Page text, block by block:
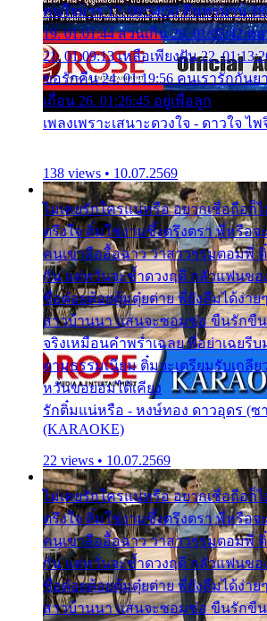
คนใจมาร 17. 00:54:50 คืนทรมาน
19. 01:01:44 ส่วนเกิน 20. 01:05:42
21. 01:09:13 เหลือเพียงฝัน 22.
ขอรักคืน 24. 01:19:56 คนเรารักกันย
เถื่อน 26. 01:26:45 อยู่เพื่อลูก
เพลงเพราะเสนาะดวงใจ - ดาวใจ ไ
138 views • 10.07.2569
ไม่เคยรักใครแน่หรือ อยากเชื่อถือก็
ตรึงใจ ติ๋มใช่งามซึ้งตรึงตรา พี่หรือ
คนเขาลืออื้อฉาว ว่าสาวๆรุมตอมพี่
กัน แต่หวั่นจะช้ำดวงฤดี กลัวแฟนข
ชื่อต๋อยต้อยตุ้มตุ๋ยต่าย พี่ยังลืมได้ง่าย
สาวบ้านนา แสนจะซอมซ่อ ขืนรักขื
จริงเหมือนคำพร่ำเฉลย พี่อย่าเฉยรี
ตามธรรมเนียม ติ๋มจะเตรียมรับเกลี
หวั่นขอยอมได้เคียง
รักติ๋มแน่หรือ - หงษ์ทอง ดาวอุดร (ซ
(KARAOKE)
22 views • 10.07.2569
ไม่เคยรักใครแน่หรือ อยากเชื่อถือก็
ตรึงใจ ติ๋มใช่งามซึ้งตรึงตรา พี่หรือ
คนเขาลืออื้อฉาว ว่าสาวๆรุมตอมพี่
กัน แต่หวั่นจะช้ำดวงฤดี กลัวแฟนข
ชื่อต๋อยต้อยตุ้มตุ๋ยต่าย พี่ยังลืมได้ง่าย
สาวบ้านนา แสนจะซอมซ่อ ขืนรักขื